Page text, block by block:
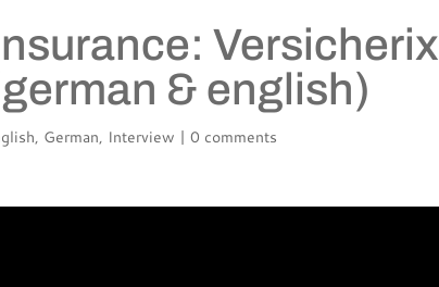
Versicherix
& english)
, German, Interview | 0 comments